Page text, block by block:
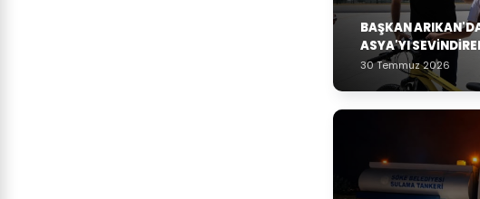
BAŞKAN
ASYA'YI
30 Temmuz 2026